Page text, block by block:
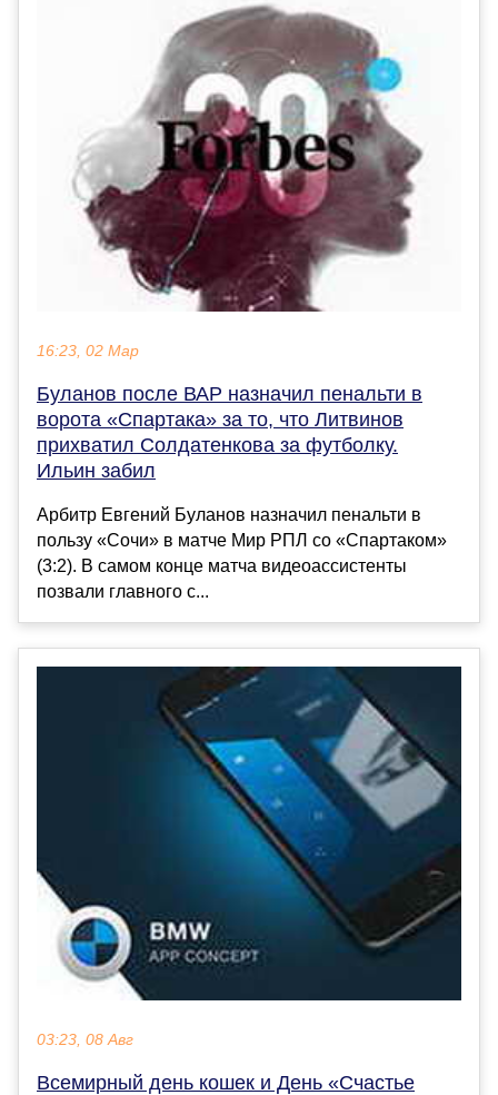
16:23, 02 Мар
Буланов после ВАР назначил пенальти в
ворота «Спартака» за то, что Литвинов
прихватил Солдатенкова за футболку.
Ильин забил
Арбитр Евгений Буланов назначил пенальти в
пользу «Сочи» в матче Мир РПЛ со «Спартаком»
(3:2). В самом конце матча видеоассистенты
позвали главного с...
03:23, 08 Авг
Всемирный день кошек и День «Счастье